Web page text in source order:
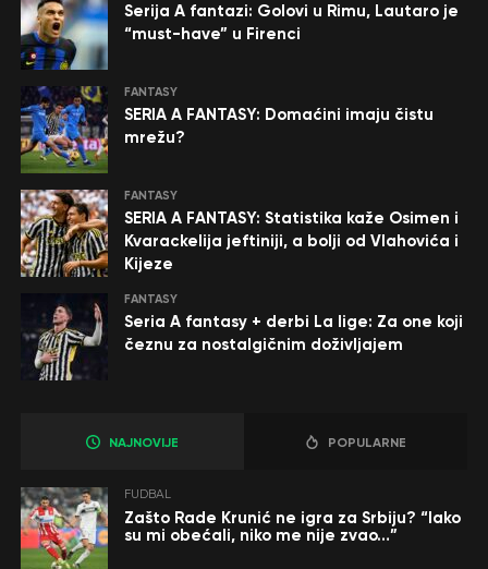
Serija A fantazi: Golovi u Rimu, Lautaro je
“must-have” u Firenci
FANTASY
SERIA A FANTASY: Domaćini imaju čistu
mrežu?
FANTASY
SERIA A FANTASY: Statistika kaže Osimen i
Kvarackelija jeftiniji, a bolji od Vlahovića i
Kijeze
FANTASY
Seria A fantasy + derbi La lige: Za one koji
čeznu za nostalgičnim doživljajem
NAJNOVIJE POPULARNE
FUDBAL
Zašto Rade Krunić ne igra za Srbiju? “Iako
su mi obećali, niko me nije zvao…”